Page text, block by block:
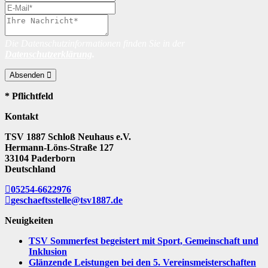
Absenden
* Pflichtfeld
Kontakt
TSV 1887 Schloß Neuhaus e.V.
Hermann-Löns-Straße 127
33104 Paderborn
Deutschland
05254-6622976
geschaeftsstelle@tsv1887.de
Neuigkeiten
TSV Sommerfest begeistert mit Sport, Gemeinschaft und
Inklusion
Glänzende Leistungen bei den 5. Vereinsmeisterschaften